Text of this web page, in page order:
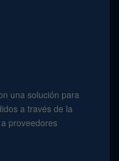
una solución para
a través de la
proveedores